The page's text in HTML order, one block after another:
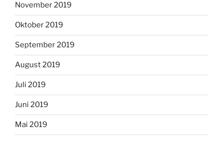
November 2019
Oktober 2019
September 2019
August 2019
Juli 2019
Juni 2019
Mai 2019